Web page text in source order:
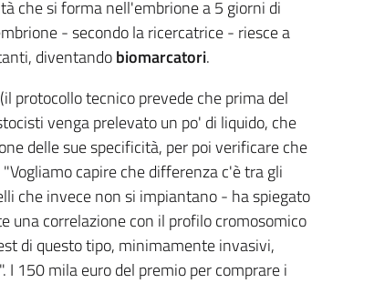
che si forma nell'embrione a 5 giorni di
- secondo la ricercatrice - riesce a
diventandobiomarcatori.
protocollo tecnico prevede che prima del
venga prelevato un po' di liquido, che
delle sue specificità, per poi verificare che
capire che differenza c'è tra gli
che invece non si impiantano - ha spiegato
una correlazione con il profilo cromosomico
di questo tipo, minimamente invasivi,
I 150 mila euro del premio per comprare i